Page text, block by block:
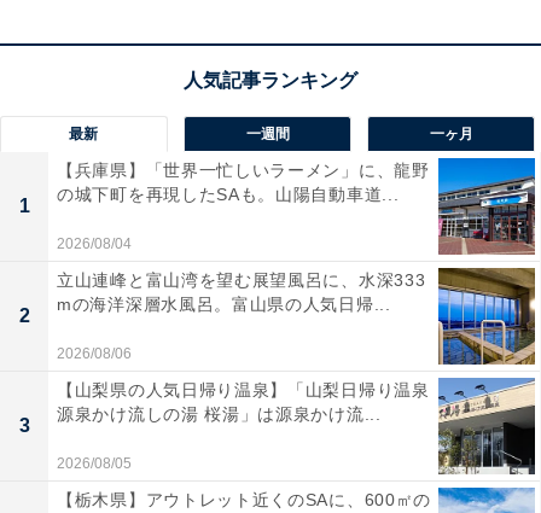
最新 一週間 一ヶ月
1
【兵庫県】「世界一忙しいラーメン」に、龍野
の城下町を再現したSAも。山陽自動車道...
2026/08/04
2
立山連峰と富山湾を望む展望風呂に、水深333
mの海洋深層水風呂。富山県の人気日帰...
2026/08/06
3
【山梨県の人気日帰り温泉】「山梨日帰り温泉
源泉かけ流しの湯 桜湯」は源泉かけ流...
2026/08/05
【栃木県】アウトレット近くのSAに、600㎡の